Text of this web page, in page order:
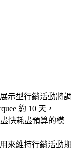
示型行銷活動將調
約 10 天，
盡快耗盡預算的模
用來維持行銷活動期